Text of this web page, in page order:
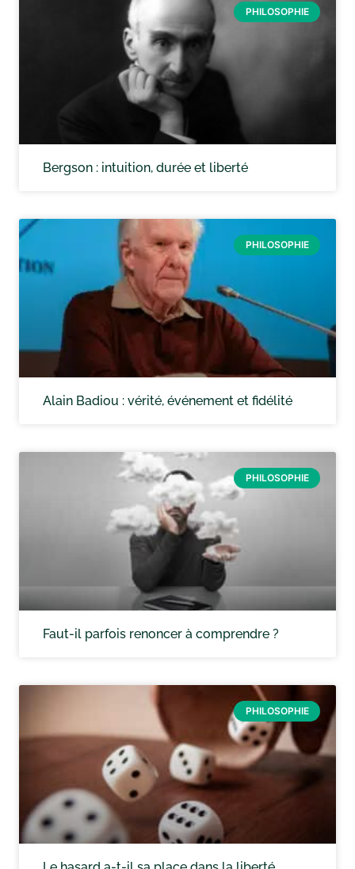
PHILOSOPHIE
Bergson : intuition, durée et liberté
PHILOSOPHIE
Alain Badiou : vérité, événement et fidélité
PHILOSOPHIE
Faut-il parfois renoncer à comprendre ?
PHILOSOPHIE